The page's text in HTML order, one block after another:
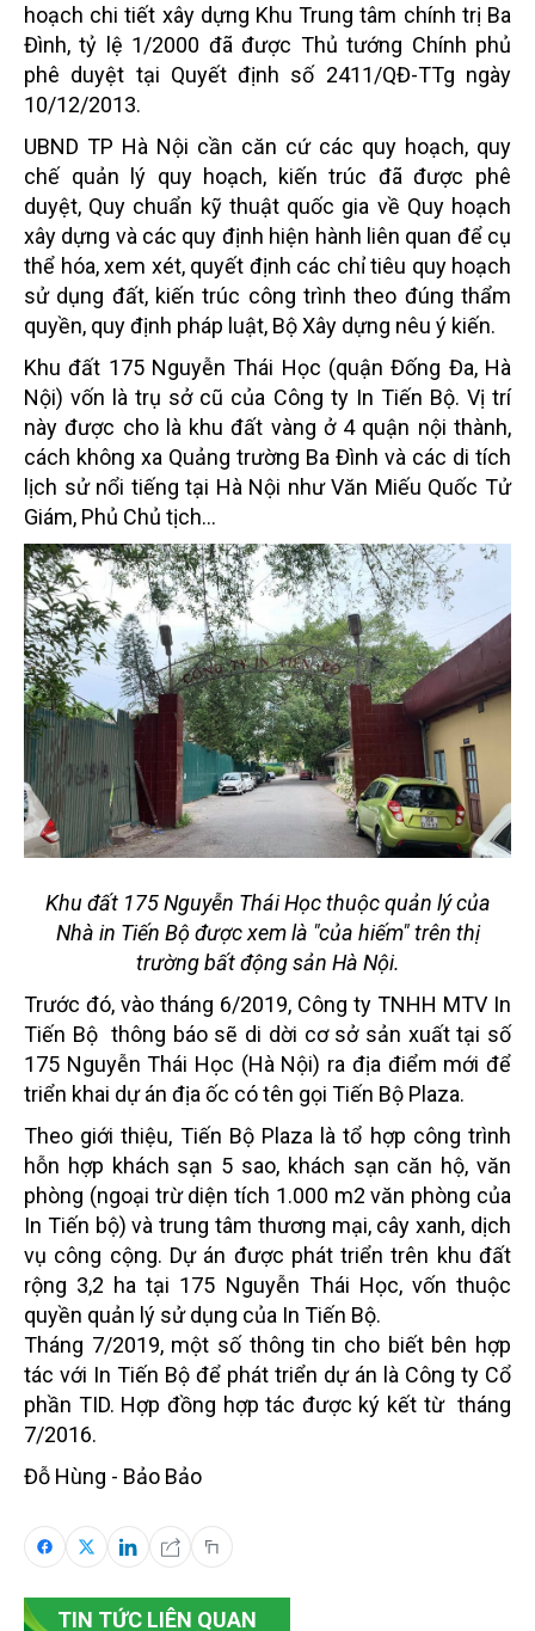
hoạch chi tiết xây dựng Khu Trung tâm chính trị Ba
Đình, tỷ lệ 1/2000 đã được Thủ tướng Chính phủ
phê duyệt tại Quyết định số 2411/QĐ-TTg ngày
10/12/2013.
UBND TP Hà Nội cần căn cứ các quy hoạch, quy
chế quản lý quy hoạch, kiến trúc đã được phê
duyệt, Quy chuẩn kỹ thuật quốc gia về Quy hoạch
xây dựng và các quy định hiện hành liên quan để cụ
thể hóa, xem xét, quyết định các chỉ tiêu quy hoạch
sử dụng đất, kiến trúc công trình theo đúng thẩm
quyền, quy định pháp luật, Bộ Xây dựng nêu ý kiến.
Khu đất 175 Nguyễn Thái Học (quận Đống Đa, Hà
Nội) vốn là trụ sở cũ của Công ty In Tiến Bộ. Vị trí
này được cho là khu đất vàng ở 4 quận nội thành,
cách không xa Quảng trường Ba Đình và các di tích
lịch sử nổi tiếng tại Hà Nội như Văn Miếu Quốc Tử
Giám, Phủ Chủ tịch...
Khu đất 175 Nguyễn Thái Học thuộc quản lý của
Nhà in Tiến Bộ được xem là "của hiếm" trên thị
trường bất động sản Hà Nội.
Trước đó, vào tháng 6/2019, Công ty TNHH MTV In
Tiến Bộ thông báo sẽ di dời cơ sở sản xuất tại số
175 Nguyễn Thái Học (Hà Nội) ra địa điểm mới để
triển khai dự án địa ốc có tên gọi Tiến Bộ Plaza.
Theo giới thiệu, Tiến Bộ Plaza là tổ hợp công trình
hỗn hợp khách sạn 5 sao, khách sạn căn hộ, văn
phòng (ngoại trừ diện tích 1.000 m2 văn phòng của
In Tiến bộ) và trung tâm thương mại, cây xanh, dịch
vụ công cộng. Dự án được phát triển trên khu đất
rộng 3,2 ha tại 175 Nguyễn Thái Học, vốn thuộc
quyền quản lý sử dụng của In Tiến Bộ.
Tháng 7/2019, một số thông tin cho biết bên hợp
tác với In Tiến Bộ để phát triển dự án là Công ty Cổ
phần TID. Hợp đồng hợp tác được ký kết từ tháng
7/2016.
Đỗ Hùng - Bảo Bảo
TIN TỨC LIÊN QUAN